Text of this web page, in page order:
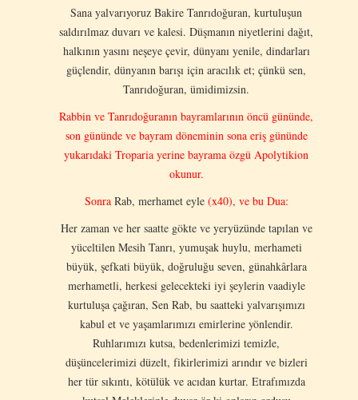
Sana yalvarıyoruz Bakire Tanrıdoğuran, kurtuluşun
saldırılmaz duvarı ve kalesi. Düşmanın niyetlerini dağıt,
halkının yasını neşeye çevir, dünyanı yenile, dindarları
güçlendir, dünyanın barışı için aracılık et; çünkü sen,
Tanrıdoğuran, ümidimizsin.
Rabbin ve Tanrıdoğuranın bayramlarının öncü gününde,
son gününde ve bayram döneminin sona eriş gününde
yukarıdaki Troparia yerine bayrama özgü Apolytikion
okunur.
Sonra Rab, merhamet eyle (x40), ve bu Dua:
Her zaman ve her saatte gökte ve yeryüzünde tapılan ve
yüceltilen Mesih Tanrı, yumuşak huylu, merhameti
büyük, şefkati büyük, doğruluğu seven, günahkârlara
merhametli, herkesi gelecekteki iyi şeylerin vaadiyle
kurtuluşa çağıran, Sen Rab, bu saatteki yalvarışımızı
kabul et ve yaşamlarımızı emirlerine yönlendir.
Ruhlarımızı kutsa, bedenlerimizi temizle,
düşüncelerimizi düzelt, fikirlerimizi arındır ve bizleri
her tür sıkıntı, kötülük ve acıdan kurtar. Etrafımızda